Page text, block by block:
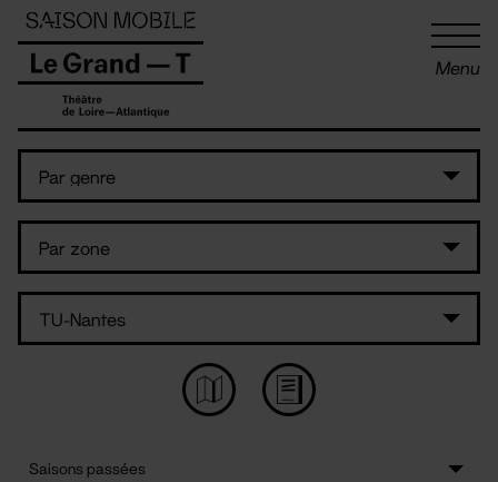
Menu
Panneau de gestion des cookies